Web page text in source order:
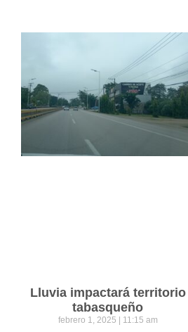
Lluvia impactará territorio
tabasqueño
febrero 1, 2025 11:15 am